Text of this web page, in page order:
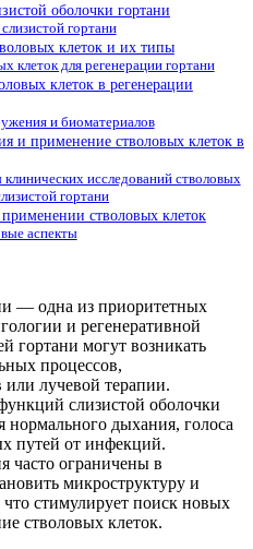
оболочки гортани
гортани
клеток и их типы
клеток для регенерации гортани
клеток в регенерации
и биоматериалов
и применение стволовых клеток в
исследований стволовых
гортани
стволовых клеток
аспекты
— одна из приоритетных
и регенеративной
гортани могут возникать
процессов,
или лучевой терапии.
слизистой оболочки
нормального дыхания, голоса
путей от инфекций.
часто ограничены в
микроструктуру и
стимулирует поиск новых
стволовых клеток.